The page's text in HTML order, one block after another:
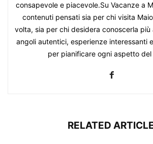
consapevole e piacevole.Su Vacanze a
contenuti pensati sia per chi visita
volta, sia per chi desidera conoscerla
angoli autentici, esperienze interessanti
per pianificare ogni aspetto
RELATED